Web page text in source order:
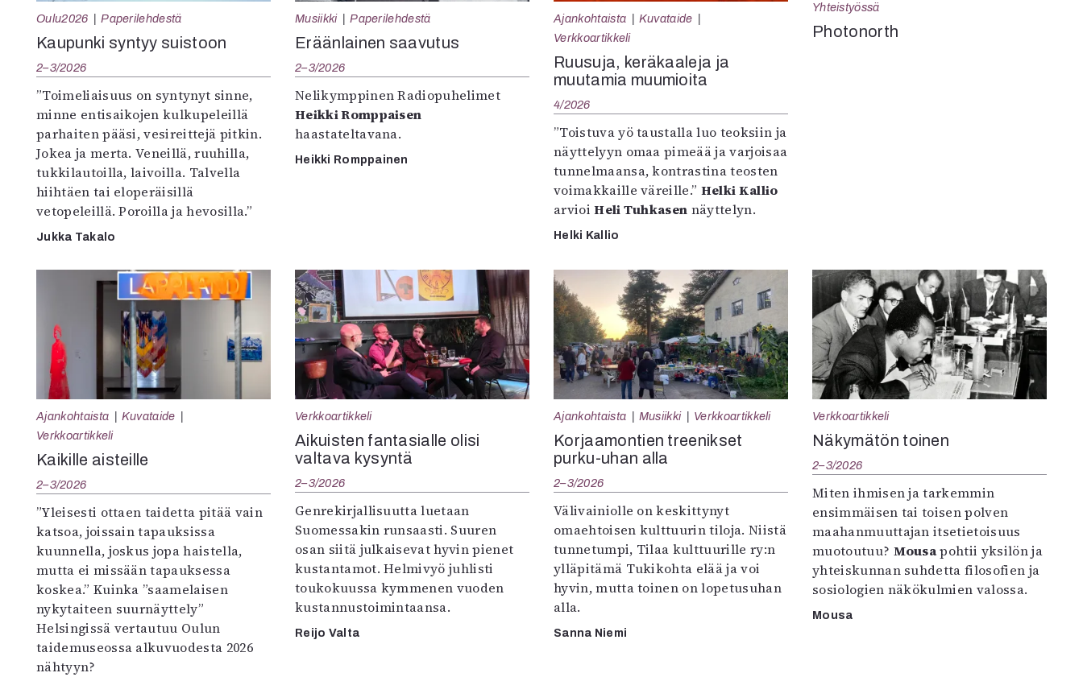
Oulu2026 Paperilehdestä
Kaupunki syntyy suistoon
2–3/2026
”Toimeliaisuus on syntynyt sinne,
minne entisaikojen kulkupeleillä
parhaiten pääsi, vesireittejä pitkin.
Jokea ja merta. Veneillä, ruuhilla,
tukkilautoilla, laivoilla. Talvella
hiihtäen tai eloperäisillä
vetopeleillä. Poroilla ja hevosilla.”
Jukka Takalo
Musiikki Paperilehdestä
Eräänlainen saavutus
2–3/2026
Nelikymppinen Radiopuhelimet
Heikki Romppaisen
haastateltavana.
Heikki Romppainen
Ajankohtaista
Kuvataide
Verkkoartikkeli
Ruusuja, keräkaaleja ja
muutamia muumioita
4/2026
”Toistuva yö taustalla luo teoksiin ja
näyttelyyn omaa pimeää ja varjoisaa
tunnelmaansa, kontrastina teosten
voimakkaille väreille.” Helki Kallio
arvioiHeli Tuhkasen näyttelyn.
Helki Kallio
Yhteistyössä
Photonorth
Ajankohtaista
Kuvataide
Verkkoartikkeli
Kaikille aisteille
2–3/2026
”Yleisesti ottaen taidetta pitää vain
katsoa, joissain tapauksissa
kuunnella, joskus jopa haistella,
mutta ei missään tapauksessa
koskea.” Kuinka ”saamelaisen
nykytaiteen suurnäyttely”
Helsingissä vertautuu Oulun
taidemuseossa alkuvuodesta 2026
nähtyyn?
Verkkoartikkeli
Aikuisten fantasialle olisi
valtava kysyntä
2–3/2026
Genrekirjallisuutta luetaan
Suomessakin runsaasti. Suuren
osan siitä julkaisevat hyvin pienet
kustantamot. Helmivyö juhlisti
toukokuussa kymmenen vuoden
kustannustoimintaansa.
Reijo Valta
Ajankohtaista Musiikki Verkkoartikkeli
Korjaamontien treenikset
purku-uhan alla
2–3/2026
Välivainiolle on keskittynyt
omaehtoisen kulttuurin tiloja. Niistä
tunnetumpi, Tilaa kulttuurille ry:n
ylläpitämä Tukikohta elää ja voi
hyvin, mutta toinen on lopetusuhan
alla.
Sanna Niemi
Verkkoartikkeli
Näkymätön toinen
2–3/2026
Miten ihmisen ja tarkemmin
ensimmäisen tai toisen polven
maahanmuuttajan itsetietoisuus
muotoutuu? Mousapohtii yksilön ja
yhteiskunnan suhdetta filosofien ja
sosiologien näkökulmien valossa.
Mousa